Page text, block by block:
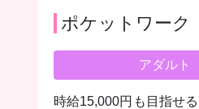
ポケットワーク
アダルト
時給15,000円も目指せ